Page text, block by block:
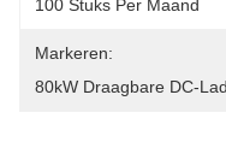
100 Stuks Per Maand
Markeren:
80kW Draagbare DC-